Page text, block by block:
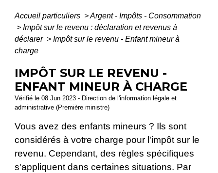
Accueil particuliers >Argent - Impôts - Consommation
> Impôt sur le revenu : déclaration et revenus à
déclarer > Impôt sur le revenu - Enfant mineur à
charge
IMPÔT SUR LE REVENU -
ENFANT MINEUR À CHARGE
Vérifié le 08 Jun 2023 - Direction de l'information légale et
administrative (Première ministre)
Vous avez des enfants mineurs ? Ils sont
considérés à votre charge pour l'impôt sur le
revenu. Cependant, des règles spécifiques
s'appliquent dans certaines situations. Par